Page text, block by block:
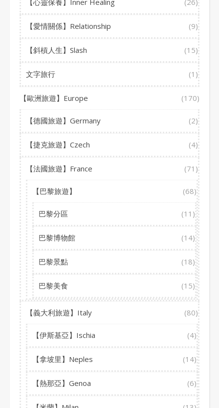
【愛情關係】Relationship (9)
【斜槓人生】Slash (15)
文字旅行 (1)
【歐洲旅遊】Europe (170)
【德國旅遊】Germany (2)
【捷克旅遊】Czech (4)
【法國旅遊】France (71)
【巴黎旅遊】 (68)
巴黎分區 (11)
巴黎博物館 (14)
巴黎景點 (18)
巴黎美食 (15)
【義大利旅遊】Italy (80)
【伊斯基亞】Ischia (4)
【拿坡里】Neples (14)
【熱那亞】Genoa (6)